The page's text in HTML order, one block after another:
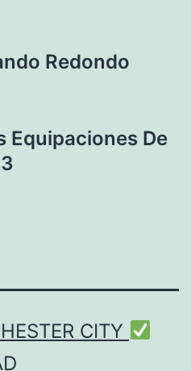
Redondo
Equipaciones De
CITY